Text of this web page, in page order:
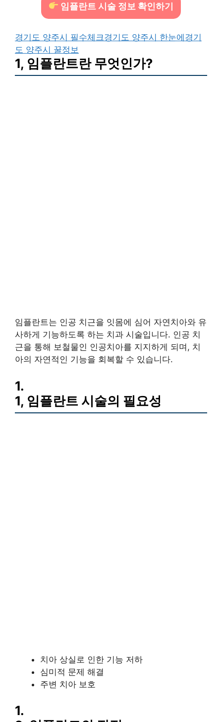
임플란트 시술 정보 확인하기
경기도 양주시 필수체크경기도 양주시 한눈에 경기
도 양주시 꿀정보
1, 임플란트란 무엇인가?
임플란트는 인공 치근을 잇몸에 심어 자연치아와 유
사하게 기능하도록 하는 치과 시술입니다. 인공 치
근을 통해 보철물인 인공치아를 지지하게 되며, 치
아의 자연적인 기능을 회복할 수 있습니다.
1.
1, 임플란트 시술의 필요성
치아 상실로 인한 기능 저하
심미적 문제 해결
주변 치아 보호
1.